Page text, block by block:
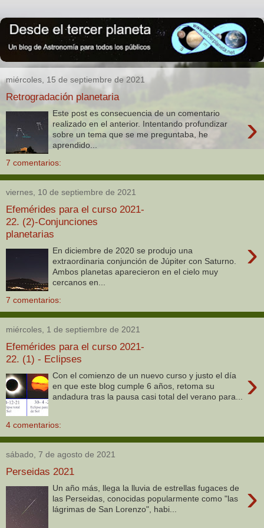
miércoles, 15 de septiembre de 2021
Retrogradación planetaria
›
Este post es consecuencia de un comentario
realizado en el anterior. Intentando profundizar
sobre un tema que se me preguntaba, he
aprendido...
7 comentarios:
viernes, 10 de septiembre de 2021
Efemérides para el curso 2021-
22. (2)-Conjunciones
planetarias
›
En diciembre de 2020 se produjo una
extraordinaria conjunción de Júpiter con Saturno.
Ambos planetas aparecieron en el cielo muy
cercanos en...
7 comentarios:
miércoles, 1 de septiembre de 2021
Efemérides para el curso 2021-
22. (1) - Eclipses
›
Con el comienzo de un nuevo curso y justo el día
en que este blog cumple 6 años, retoma su
andadura tras la pausa casi total del verano para...
4 comentarios:
sábado, 7 de agosto de 2021
Perseidas 2021
›
Un año más, llega la lluvia de estrellas fugaces de
las Perseidas, conocidas popularmente como "las
lágrimas de San Lorenzo", habi...